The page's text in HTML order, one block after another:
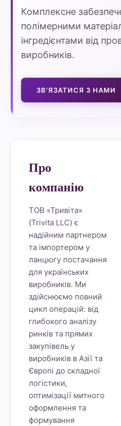
Комплексне
полімерними
інгредієнтами від
виробників.
ЗВ'ЯЗАТИСЯ З НАМИ
Про
компанію
ТОВ «Тривіта»
(Trivita LLC) є
надійним партнером
та імпортером у
ланцюгу постачання
для українських
виробників. Ми
здійснюємо повний
цикл операцій: від
глибокого аналізу
ринків та прямих
закупівель у
виробників в Азії та
Європі до складної
логістики,
оптимізації митного
оформлення та
формування